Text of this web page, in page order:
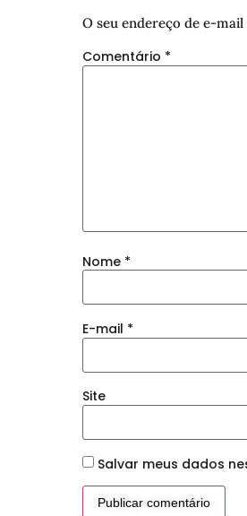
O seu endereço de e-
Comentário *
Nome *
E-mail *
Site
Salvar meus dados